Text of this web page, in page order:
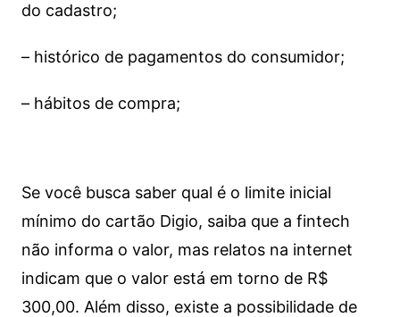
do cadastro;
– histórico de pagamentos do consumidor;
– hábitos de compra;
Se você busca saber qual é o limite inicial
mínimo do cartão Digio, saiba que a fintech
não informa o valor, mas relatos na internet
indicam que o valor está em torno de R$
300,00. Além disso, existe a possibilidade de